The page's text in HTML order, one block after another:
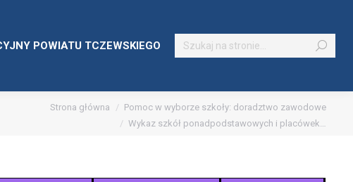
POWIATU TCZEWSKIEGO Szukaj:
Strona główna
Pomoc w wyborze szkoły: doradztwo zawodowe
Wykaz szkół ponadpodstawowych i placówek…